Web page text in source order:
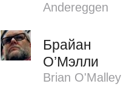
Andereggen
Брайан
О’Мэлли
Brian O'Malley